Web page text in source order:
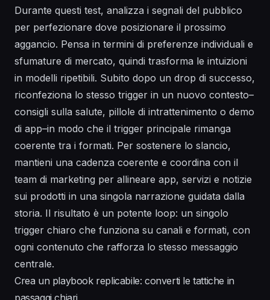
Durante questi test, analizza i segnali del pubblico
per perfezionare dove posizionare il prossimo
aggancio. Pensa in termini di preferenze individuali e
sfumature di mercato, quindi trasforma le intuizioni
in modelli ripetibili. Subito dopo un drop di successo,
riconfeziona lo stesso trigger in un nuovo contesto–
consigli sulla salute, pillole di intrattenimento o demo
di app–in modo che il trigger principale rimanga
coerente tra i formati. Per sostenere lo slancio,
mantieni una cadenza coerente e coordina con il
team di marketing per allineare app, servizi e notizie
sui prodotti in una singola narrazione guidata dalla
storia. Il risultato è un potente loop: un singolo
trigger chiaro che funziona su canali e formati, con
ogni contenuto che rafforza lo stesso messaggio
centrale.
Crea un playbook replicabile: converti le tattiche in
passaggi chiari